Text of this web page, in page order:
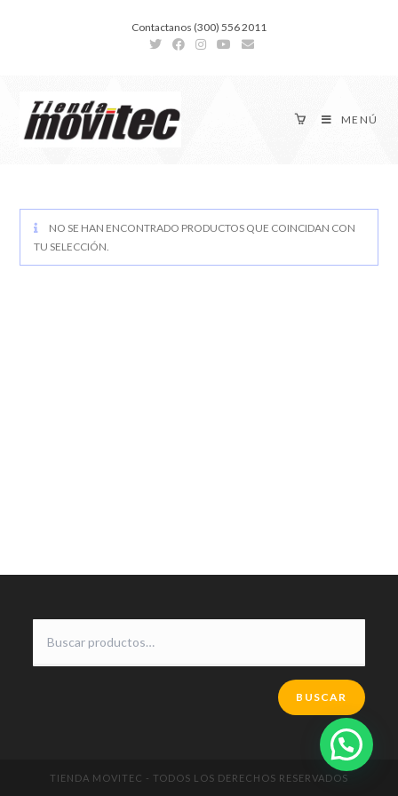
Contactanos (300) 556 2011
MENÚ
NO SE HAN ENCONTRADO PRODUCTOS QUE COINCIDAN CON
TU SELECCIÓN.
BUSCAR
TIENDA MOVITEC - TODOS LOS DERECHOS RESERVADOS